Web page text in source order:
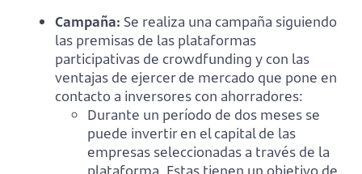
Campaña: Se realiza una campaña siguiendo
las premisas de las plataformas
participativas de crowdfunding y con las
ventajas de ejercer de mercado que pone en
contacto a inversores con ahorradores:
Durante un período de dos meses se
puede invertir en el capital de las
empresas seleccionadas a través de la